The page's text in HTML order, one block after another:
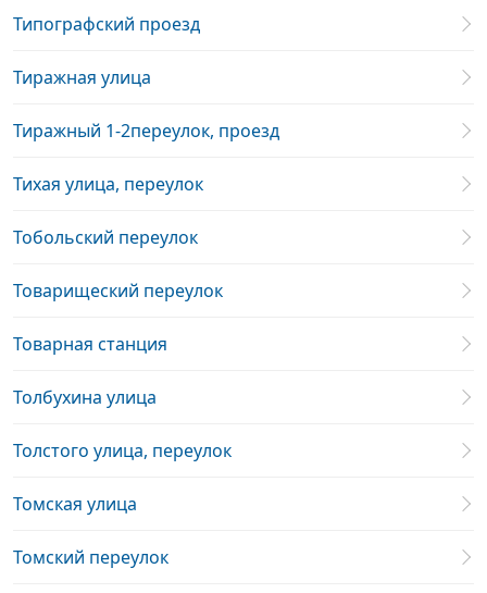
Типографский проезд
Тиражная улица
Тиражный 1-2переулок, проезд
Тихая улица, переулок
Тобольский переулок
Товарищеский переулок
Товарная станция
Толбухина улица
Толстого улица, переулок
Томская улица
Томский переулок